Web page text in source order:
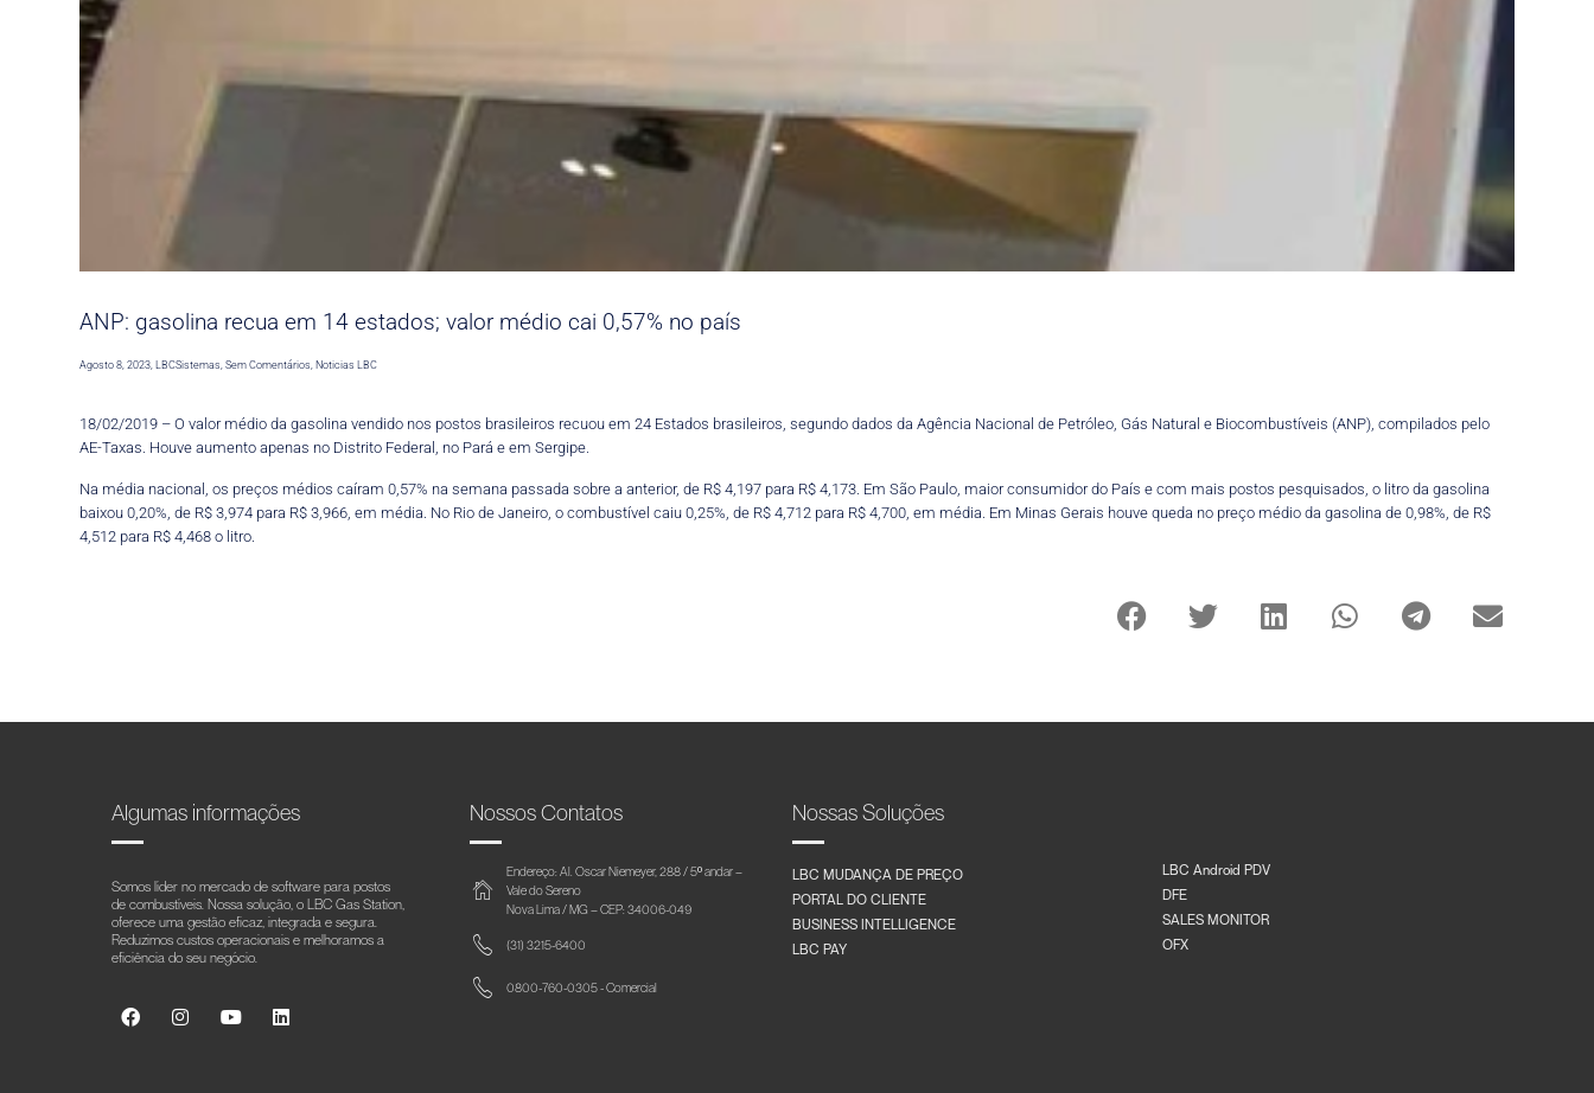
ANP: gasolina recua em 14 estados; valor médio cai 0,57% no país
Agosto 8, 2023 ,LBCSistemas Sem Comentários Noticias LBC
18/02/2019 – O valor médio da gasolina vendido nos postos brasileiros recuou em 24 Estados brasileiros, segundo dados da Agência Nacional de Petróleo, Gás Natural e Biocombustíveis (ANP), compilados pelo
AE-Taxas. Houve aumento apenas no Distrito Federal, no Pará e em Sergipe.
Na média nacional, os preços médios caíram 0,57% na semana passada sobre a anterior, de R$ 4,197 para R$ 4,173. Em São Paulo, maior consumidor do País e com mais postos pesquisados, o litro da gasolina
baixou 0,20%, de R$ 3,974 para R$ 3,966, em média. No Rio de Janeiro, o combustível caiu 0,25%, de R$ 4,712 para R$ 4,700, em média. Em Minas Gerais houve queda no preço médio da gasolina de 0,98%, de R$
4,512 para R$ 4,468 o litro.
Algumas informações
Somos líder no mercado de software para postos
de combustíveis. Nossa solução, o LBC Gas Station,
oferece uma gestão eficaz, integrada e segura.
Reduzimos custos operacionais e melhoramos a
eficiência do seu negócio.
Nossos Contatos
Endereço: Al. Oscar Niemeyer, 288 / 5º andar –
Vale do Sereno
Nova Lima / MG – CEP: 34006-049
(31) 3215-6400
0800-760-0305 - Comercial
Nossas Soluções
LBC MUDANÇA DE PREÇO
PORTAL DO CLIENTE
BUSINESS INTELLIGENCE
LBC PAY
LBC Android PDV
DFE
SALES MONITOR
OFX